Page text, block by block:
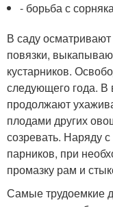
- борьба с
В саду
повязки,
кустарников.
следующего года. В
продолжают
плодами других
созревать. Наряду
парников, при
промазку рам и
Самые трудоемкие